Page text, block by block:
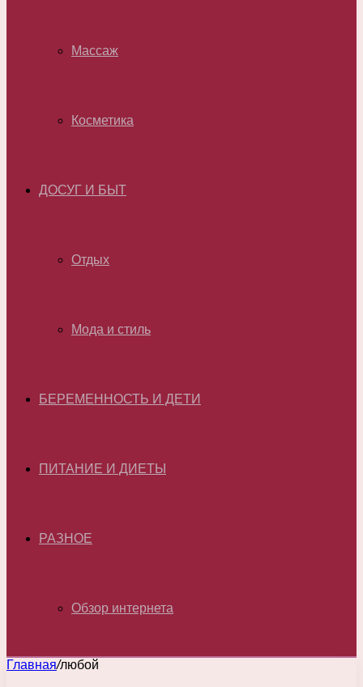
Массаж
Косметика
ДОСУГ И БЫТ
Отдых
Мода и стиль
БЕРЕМЕННОСТЬ И ДЕТИ
ПИТАНИЕ И ДИЕТЫ
РАЗНОЕ
Обзор интернета
Главная/любой